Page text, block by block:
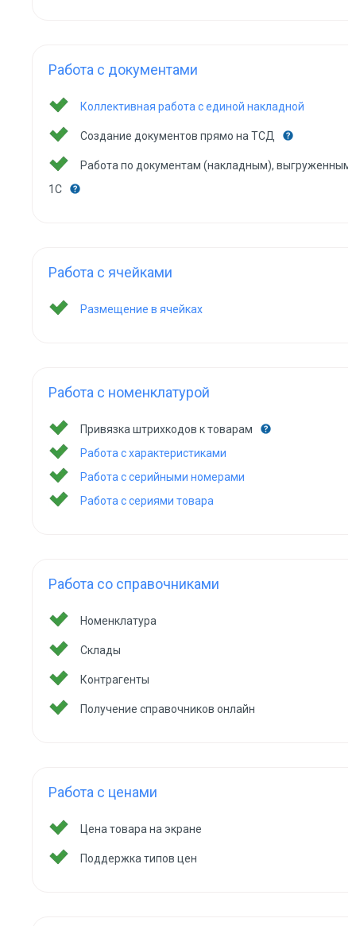
Работа с документами
Коллективная работа с единой накладной
Создание документов прямо на ТСД
Работа по документам (накладным), выгруженным
1С
Работа с ячейками
Размещение в ячейках
Работа с номенклатурой
Привязка штрихкодов к товарам
Работа с характеристиками
Работа с серийными номерами
Работа с сериями товара
Работа со справочниками
Номенклатура
Склады
Контрагенты
Получение справочников онлайн
Работа с ценами
Цена товара на экране
Поддержка типов цен